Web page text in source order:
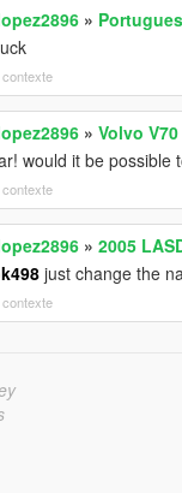
»
contexte
» Volvo
would it be possible
contexte
» 2005
just change the
contexte